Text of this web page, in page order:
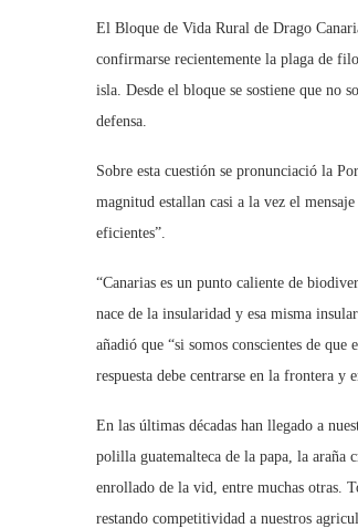
El Bloque de Vida Rural de Drago
confirmarse recientemente la plaga de
isla. Desde el bloque se sostiene que no
defensa.
Sobre esta cuestión se pronunciació la
magnitud estallan casi a la vez el
eficientes”.
“Canarias es un punto caliente de
nace de la insularidad y esa misma
añadió que “si somos conscientes de
respuesta debe centrarse en la frontera y
En las últimas décadas han llegado a
polilla guatemalteca de la papa, la araña
enrollado de la vid, entre muchas otras.
restando competitividad a nuestros